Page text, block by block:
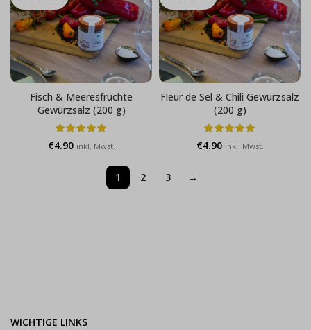
Fisch & Meeresfrüchte
Gewürzsalz (200 g)
€4.90 inkl. Mwst.
Fleur de Sel & Chili Gewürzsalz
(200 g)
€4.90 inkl. Mwst.
1 2 3 →
WICHTIGE LINKS